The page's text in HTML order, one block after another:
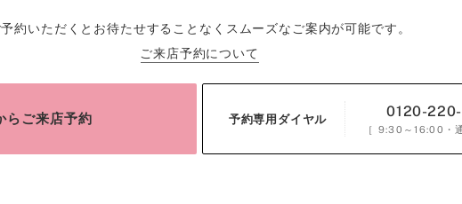
約いただくとお待たせすることなくスムーズなご案内が可能です。
ご来店予約について
らご来店予約 予約専用ダイヤル 0120-
［ 9:30～16:00 ・